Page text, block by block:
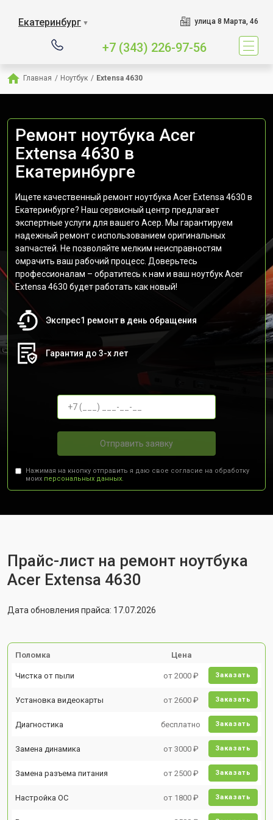
Екатеринбург ▼ улица 8 Марта, 46
+7 (343) 226-97-56
Главная / Ноутбук / Extensa 4630
Ремонт ноутбука Acer
Extensa 4630 в
Екатеринбурге
Ищете качественный ремонт ноутбука Acer Extensa 4630 в
Екатеринбурге? Наш сервисный центр предлагает
экспертные услуги для вашего Асер. Мы гарантируем
надежный ремонт с использованием оригинальных
запчастей. Не позволяйте мелким неисправностям
омрачить ваш рабочий процесс. Доверьтесь
профессионалам – обратитесь к нам и ваш ноутбук Acer
Extensa 4630 будет работать как новый!
Экспрес1 ремонт в день обращения
Гарантия до 3-х лет
Отправить заявку
Нажимая на кнопку отправить я даю свое согласие на обработку
моих персональных данных.
Прайс-лист на ремонт ноутбука
Acer Extensa 4630
Дата обновления прайса: 17.07.2026
Поломка Цена
Чистка от пыли от 2000 ₽ Заказать
Установка видеокарты от 2600 ₽ Заказать
Диагностика бесплатно Заказать
Замена динамика от 3000 ₽ Заказать
Замена разъема питания от 2500 ₽ Заказать
Настройка ОС от 1800 ₽ Заказать